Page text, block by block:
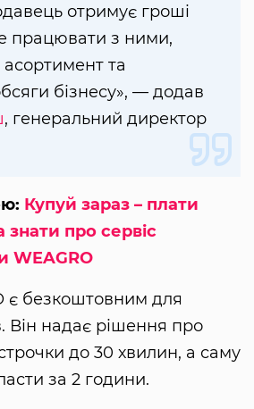
отримує гроші
працювати з ними,
та
бізнесу», — додав
, генеральний директор
Купуй зараз – плати
знати про сервіс
WEAGRO
є безкоштовним для
Він надає рішення про
до 30 хвилин, а саму
за 2 години.